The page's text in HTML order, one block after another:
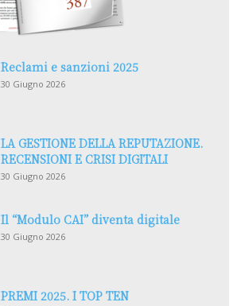
Reclami e sanzioni 2025
30 Giugno 2026
LA GESTIONE DELLA REPUTAZIONE.
RECENSIONI E CRISI DIGITALI
30 Giugno 2026
Il “Modulo CAI” diventa digitale
30 Giugno 2026
PREMI 2025. I TOP TEN